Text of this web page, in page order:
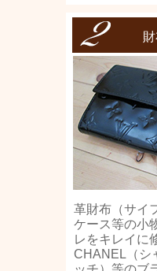
革財布（サイ
ケース等の小
レをキレイに
CHANEL（シ